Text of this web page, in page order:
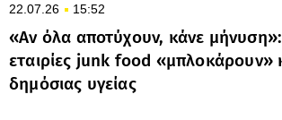
22.07.26 15:52
«Αν όλα αποτύχουν, κάνε
εταιρίες junk food «μπλοκάρουν»
δημόσιας υγείας